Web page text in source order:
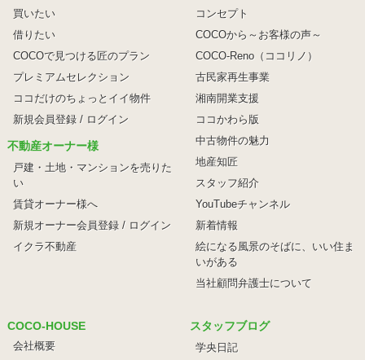
買いたい
借りたい
COCOで見つける匠のプラン
プレミアムセレクション
ココだけのちょっとイイ物件
新規会員登録 / ログイン
不動産オーナー様
戸建・土地・マンションを売りた
い
賃貸オーナー様へ
新規オーナー会員登録 / ログイン
イクラ不動産
コンセプト
COCOから～お客様の声～
COCO-Reno（ココリノ）
古民家再生事業
湘南開業支援
ココかわら版
中古物件の魅力
地産知匠
スタッフ紹介
YouTubeチャンネル
新着情報
絵になる風景のそばに、 いい住ま
いがある
当社顧問弁護士について
COCO-HOUSE
会社概要
スタッフブログ
学央日記